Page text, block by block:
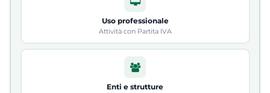
Uso professionale
Attività con Partita IVA
Enti e strutture